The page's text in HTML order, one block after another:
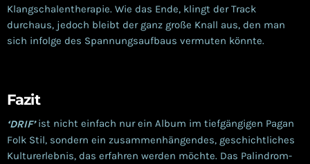
Klangschalentherapie. Wie das Ende, klingt der Track
durchaus, jedoch bleibt der ganz große Knall aus, den man
sich infolge des Spannungsaufbaus vermuten könnte.
Fazit
‘DRIF’ist nicht einfach nur ein Album im tiefgängigen Pagan
Folk Stil, sondern ein zusammenhängendes, geschichtliches
Kulturerlebnis, das erfahren werden möchte. Das Palindrom-